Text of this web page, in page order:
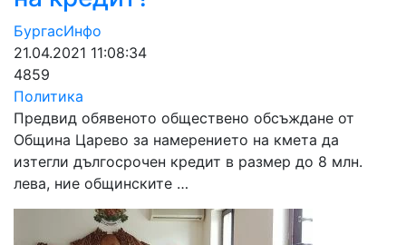
БургасИнфо
21.04.2021 11:08:34
4859
Политика
Предвид обявеното обществено обсъждане от
Община Царево за намерението на кмета да
изтегли дългосрочен кредит в размер до 8 млн.
лева, ние общинските …